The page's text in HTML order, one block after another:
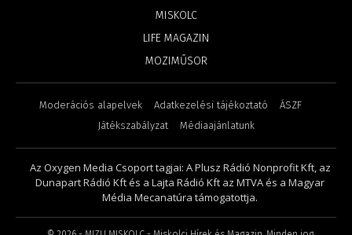
MISKOLC
LIFE MAGAZIN
MOZIMŰSOR
Moderációs alapelvek Adatkezelési tájékoztató
ÁSZF
Játékszabályzat
Médiaajánlatunk
Az Oxygen Media Csoport tagjai: A Plusz Rádió Nonprofit Kft, az
Dunapart Rádió Kft és a Lajta Rádió Kft az MTVA és a Magyar
Média Mecanatúra támogatottja.